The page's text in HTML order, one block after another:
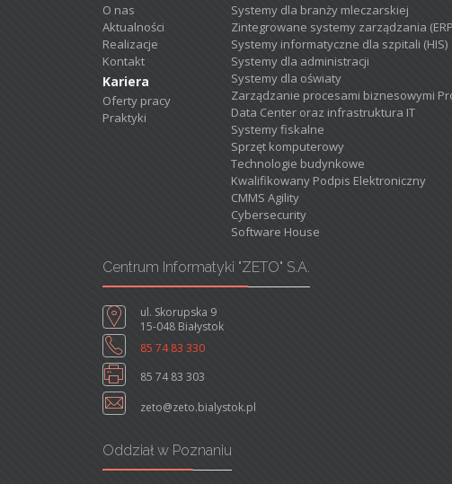
O nas
Aktualności
Realizacje
Kontakt
Kariera
Oferty pracy
Praktyki
Systemy dla branży mleczarskiej
Zintegrowane systemy zarządzania
Systemy informatyczne dla szpitali (HIS)
Systemy dla administracji
Systemy dla oświaty
Zarządzanie procesami biznesowymi
Data Center oraz infrastruktura IT
Systemy fiskalne
Sprzęt komputerowy
Technologie budynkowe
Kwalifikowany Podpis Elektroniczny
CMMS Agility
Cybersecurity
Software House
Centrum Informatyki "ZETO" S.A.
ul. Skorupska 9
15-048 Białystok
85 74 83 330
85 74 83 303
zeto@zeto.bialystok.pl
Oddział w Poznaniu